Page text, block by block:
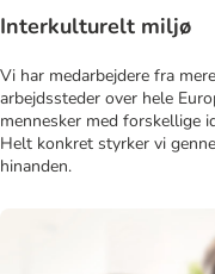
Interkulturelt miljø
Vi har medarbejdere fra
arbejdssteder over hele
mennesker med forskellige
Helt konkret styrker vi
hinanden.